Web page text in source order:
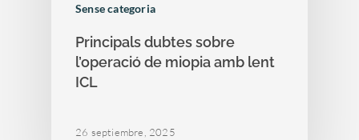
Sense categoria
Principals dubtes sobre
l’operació de miopia amb lent
ICL
26 septiembre, 2025